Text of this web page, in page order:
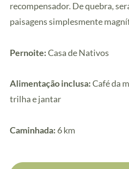
recompensador. De quebra,
paisagens simplesmente
Pernoite:Casa de Nativos
Alimentação inclusa:Café da
trilha e jantar
Caminhada: 6 km